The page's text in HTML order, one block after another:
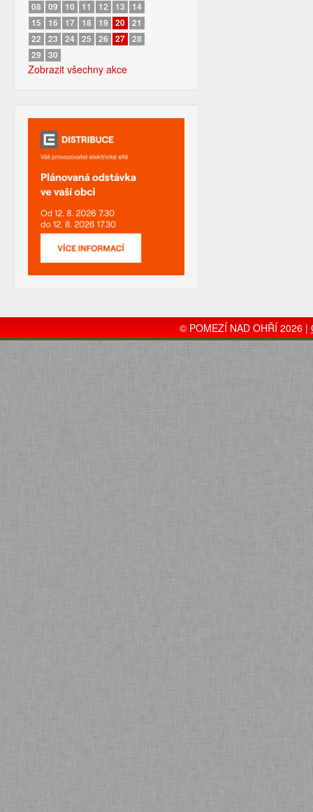
08
09 10 11 12 13
14
15
16 17 18 19 20
21
22
23 24 25 26 27 28
29
30
Zobrazit všechny akce
© POMEZÍ NAD OHŘÍ 2026 |